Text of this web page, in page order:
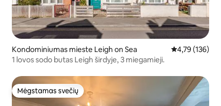
Kondominiumas mieste Leigh on Sea Vidutinis
4,79 (136)
1 lovos sodo butas Leigh širdyje, 3 miegamieji.
Mėgstamas svečių
Mėgstamas svečių